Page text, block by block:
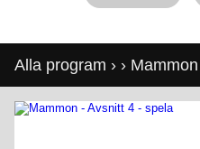
Alla program › › Mammon